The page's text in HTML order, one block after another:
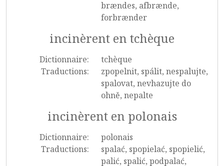
brændes, afbrænde,
forbrænder
incinèrent en tchèque
Dictionnaire:
tchèque
Traductions:
zpopelnit, spálit, nespalujte,
spalovat, nevhazujte do
ohně, nepalte
incinèrent en polonais
Dictionnaire:
polonais
Traductions:
spalać, spopielać, spopielić,
palić, spalić, podpalać,